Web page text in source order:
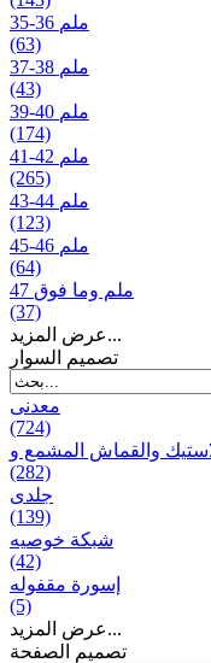
35-36 ملم
(63)
37-38 ملم
(43)
39-40 ملم
(174)
41-42 ملم
(265)
43-44 ملم
(123)
45-46 ملم
(64)
47 ملم وما فوق
(37)
عرض المزيد...
تصمیم السوار
معدنی
(724)
(282)
جلدی
(139)
شبكة خوصیه
(42)
إسورة مقفوله
(5)
عرض المزيد...
تصميم الصفحة